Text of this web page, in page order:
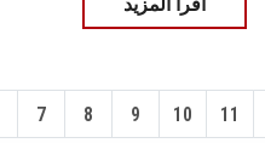
7 8 9 10 11